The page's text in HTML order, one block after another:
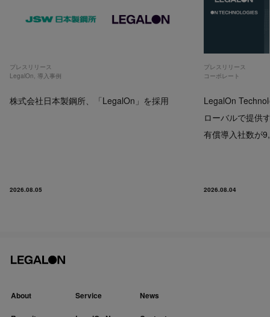
プレスリリース
LegalOn, 導入事例
株式会社日本製鋼所、「LegalOn」を採用
2026.08.05
プレスリリース
コーポレート
LegalOn
ローバルで提供
有償導入社数が
2026.08.04
About Service News